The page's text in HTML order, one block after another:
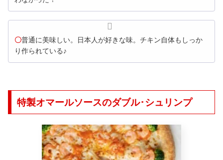
〇普通に美味しい。日本人が好きな味。チキン自体もしっか
り作られている♪
特製オマールソースのダブル･シュリンプ